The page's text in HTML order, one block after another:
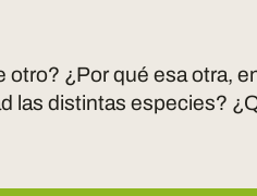
¿Por qué esa otra,
las distintas especies?